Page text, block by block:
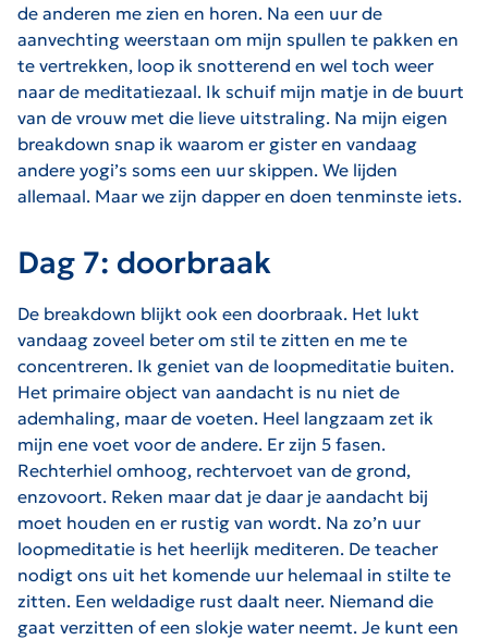
de anderen me zien en horen. Na een uur de
aanvechting weerstaan om mijn spullen te pakken en
te vertrekken, loop ik snotterend en wel toch weer
naar de meditatiezaal. Ik schuif mijn matje in de buurt
van de vrouw met die lieve uitstraling. Na mijn eigen
breakdown snap ik waarom er gister en vandaag
andere yogi’s soms een uur skippen. We lijden
allemaal. Maar we zijn dapper en doen tenminste iets.
Dag 7: doorbraak
De breakdown blijkt ook een doorbraak. Het lukt
vandaag zoveel beter om stil te zitten en me te
concentreren. Ik geniet van de loopmeditatie buiten.
Het primaire object van aandacht is nu niet de
ademhaling, maar de voeten. Heel langzaam zet ik
mijn ene voet voor de andere. Er zijn 5 fasen.
Rechterhiel omhoog, rechtervoet van de grond,
enzovoort. Reken maar dat je daar je aandacht bij
moet houden en er rustig van wordt. Na zo’n uur
loopmeditatie is het heerlijk mediteren. De teacher
nodigt ons uit het komende uur helemaal in stilte te
zitten. Een weldadige rust daalt neer. Niemand die
gaat verzitten of een slokje water neemt. Je kunt een